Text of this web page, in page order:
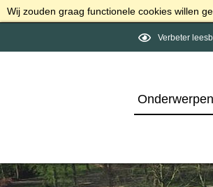
Wij zouden graag functionele cookies willen
Verbeter
Onderwerpen